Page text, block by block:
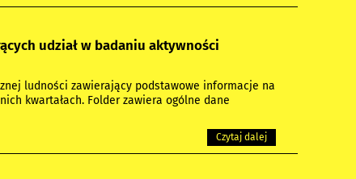
udział w badaniu aktywności
ludności zawierający podstawowe informacje na
kwartałach. Folder zawiera ogólne dane
Czytaj dalej